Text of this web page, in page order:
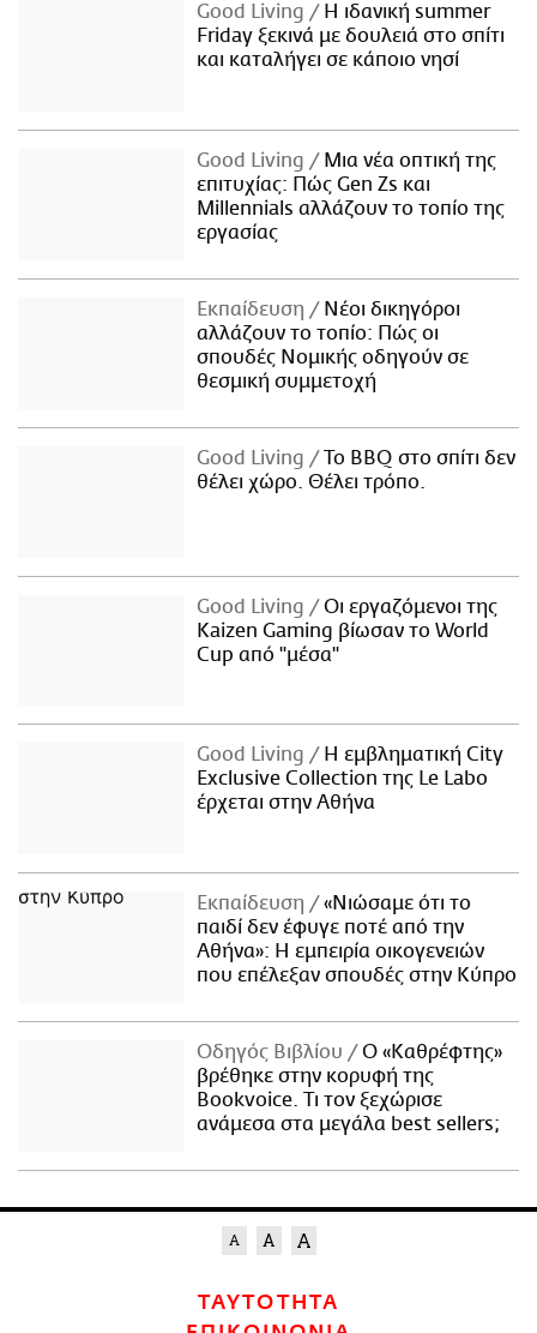
Good Living
Η ιδανική summer
Friday ξεκινά με δουλειά στο σπίτι
και καταλήγει σε κάποιο νησί
Good Living
Μια νέα οπτική της
επιτυχίας: Πώς Gen Zs και
Millennials αλλάζουν το τοπίο της
εργασίας
Εκπαίδευση
Νέοι δικηγόροι
αλλάζουν το τοπίο: Πώς οι
σπουδές Νομικής οδηγούν σε
θεσμική συμμετοχή
Good Living
Το BBQ στο σπίτι δεν
θέλει χώρο. Θέλει τρόπο.
Good Living
Οι εργαζόμενοι της
Kaizen Gaming βίωσαν το World
Cup από "μέσα"
Good Living
Η εμβληματική City
Exclusive Collection της Le Labo
έρχεται στην Αθήνα
Εκπαίδευση
«Νιώσαμε ότι το
παιδί δεν έφυγε ποτέ από την
Αθήνα»: Η εμπειρία οικογενειών
που επέλεξαν σπουδές στην Κύπρο
Οδηγός Βιβλίου
Ο «Καθρέφτης»
βρέθηκε στην κορυφή της
Bookvoice. Τι τον ξεχώρισε
ανάμεσα στα μεγάλα best sellers;
ΤΑΥΤΟΤΗΤΑ